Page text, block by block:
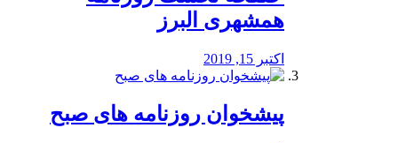
همشهری البرز
اکتبر 15, 2019
پیشخوان روزنامه های صبح